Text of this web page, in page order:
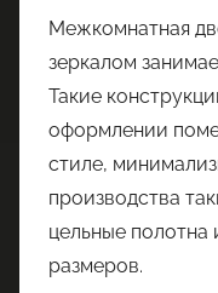
Межкомнатная
зеркалом
Такие
оформлении
стиле,
производства
цельные
размеров.